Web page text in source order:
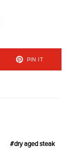
PIN IT
dry aged steak